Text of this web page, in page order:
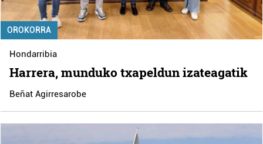
OROKORRA
Hondarribia
Harrera, munduko txapeldun izateagatik
Beñat Agirresarobe